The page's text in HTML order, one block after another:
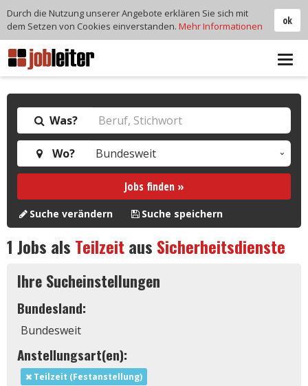
Was?
Wo?
Jobs finden »
Suche verändern Suche speichern
1 Jobs als Teilzeitaus Sicherheitsdienste
Ihre Sucheinstellungen
Bundesland:
Bundesweit
Anstellungsart(en):
Teilzeit (Festanstellung)
ok
Durch die Nutzung unserer Angebote erklären Sie sich mit
dem Setzen von Cookies einverstanden. Mehr Informationen